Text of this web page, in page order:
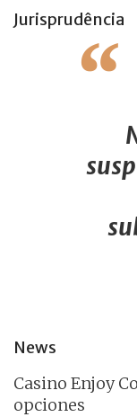
Jurisprudência
News
Casino Enjoy
opciones